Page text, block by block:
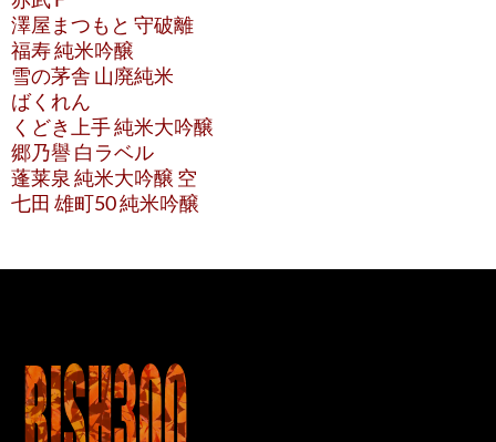
澤屋まつもと 守破離
福寿 純米吟醸
雪の茅舎 山廃純米
ばくれん
くどき上手 純米大吟醸
郷乃譽 白ラベル
蓬莱泉 純米大吟醸 空
七田 雄町50 純米吟醸